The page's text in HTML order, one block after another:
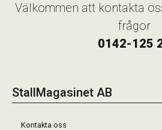
Välkommen att kontakta
frågor
0142-125
StallMagasinet AB
Kontakta oss